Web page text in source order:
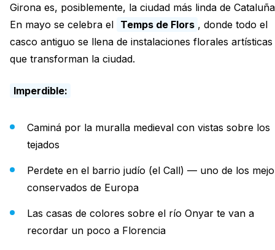
Girona es, posiblemente, la ciudad más linda de
En mayo se celebra el Temps de Flors , donde todo el
casco antiguo se llena de instalaciones florales artísticas
que transforman la ciudad.
Imperdible:
Caminá por la muralla medieval con vistas sobre los
tejados
Perdete en el barrio judío (el Call) — uno de los
conservados de Europa
Las casas de colores sobre el río Onyar te van a
recordar un poco a Florencia